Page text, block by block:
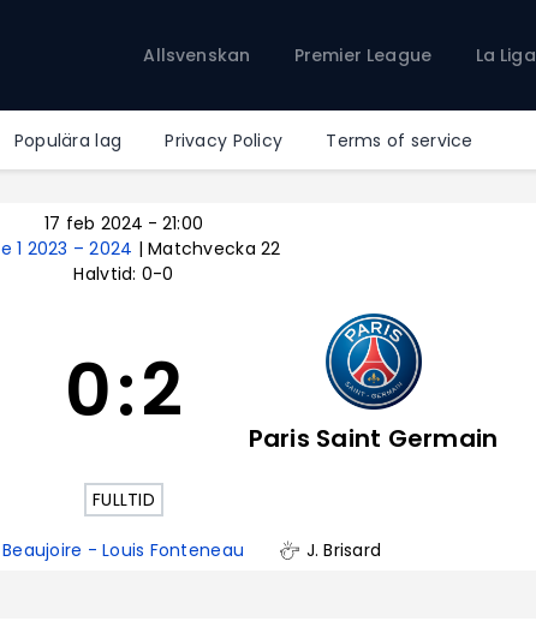
Allsvenskan Premier League La Liga
Populära lag Privacy Policy Terms of service
Premier League
La Liga
Bundesliga
Ligue 1
17 feb 2024 - 21:00
1 2023 – 2024 | Matchvecka 22
Halvtid: 0-0
0:2 Paris Saint Germain
FULLTID
- Louis Fonteneau J. Brisard